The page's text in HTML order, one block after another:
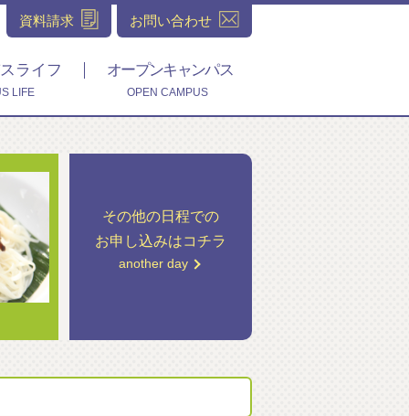
資料請求 お問い合わせ
ライフ
LIFE
オープンキャンパス
OPEN CAMPUS
その他の日程での
お申し込みはコチラ
another day